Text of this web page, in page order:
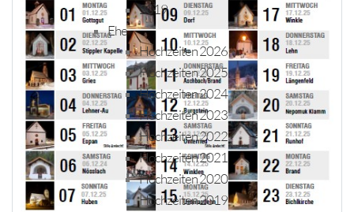
2019
Ehe
Hochzeiten 2026
Hochzeiten 2025
Hochzeiten 2024
Hochzeiten 2023
Hochzeiten 2022
Hochzeiten 2021
Hochzeiten 2020
Hochzeiten 2019